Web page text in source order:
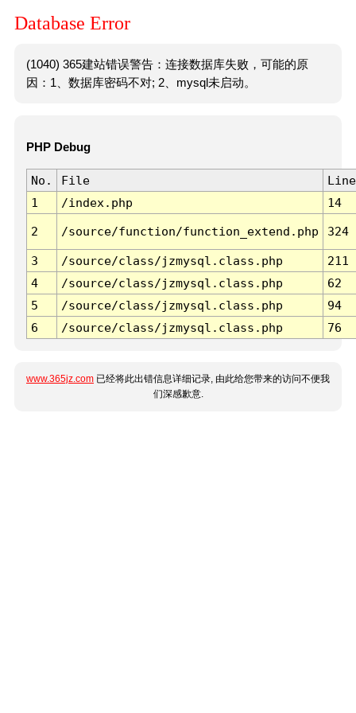
Database Error
(1040) 365建站错误警告：连接数据库失败，可能的原
因：1、数据库密码不对; 2、mysql未启动。
PHP Debug
No. File
Line
1
/index.php 14
2 /source/function/function_extend.php 324
3 /source/class/jzmysql.class.php
211
4
/source/class/jzmysql.class.php
62
5
/source/class/jzmysql.class.php
94
6
/source/class/jzmysql.class.php 76
www.365jz.com 已经将此出错信息详细记录, 由此给您带来的访问不便我
们深感歉意.